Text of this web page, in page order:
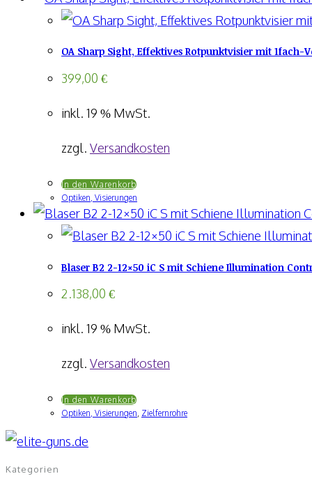
OA Sharp Sight, Effektives Rotpunktvisier mit
399,00 €
inkl. 19 % MwSt.
zzgl. Versandkosten
In den Warenkorb
Optiken, Visierungen
Blaser B2 2-12×50 iC S mit Schiene Illumination
2.138,00 €
inkl. 19 % MwSt.
zzgl. Versandkosten
In den Warenkorb
Optiken, Visierungen, Zielfernrohre
Kategorien